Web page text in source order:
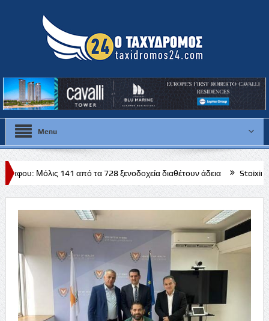
Menu
τα 728 ξενοδοχεία διαθέτουν άδεια Stoiximan: